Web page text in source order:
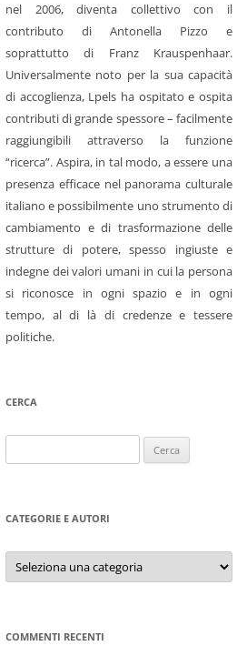
nel 2006, diventa collettivo con il
contributo di Antonella Pizzo e
soprattutto di Franz Krauspenhaar.
Universalmente noto per la sua capacità
di accoglienza, Lpels ha ospitato e ospita
contributi di grande spessore – facilmente
raggiungibili attraverso la funzione
“ricerca”. Aspira, in tal modo, a essere una
presenza efficace nel panorama culturale
italiano e possibilmente uno strumento di
cambiamento e di trasformazione delle
strutture di potere, spesso ingiuste e
indegne dei valori umani in cui la persona
si riconosce in ogni spazio e in ogni
tempo, al di là di credenze e tessere
politiche.
CERCA
per:
CATEGORIE E AUTORI
Categorie
autori
COMMENTI RECENTI